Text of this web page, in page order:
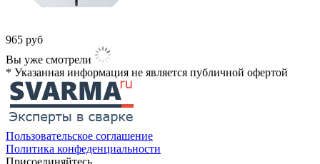
965 руб
Вы уже смотрели
* Указанная информация не является публичной офертой​
Пользовательское соглашение
Политика конфеденциальности
Присоединяйтесь